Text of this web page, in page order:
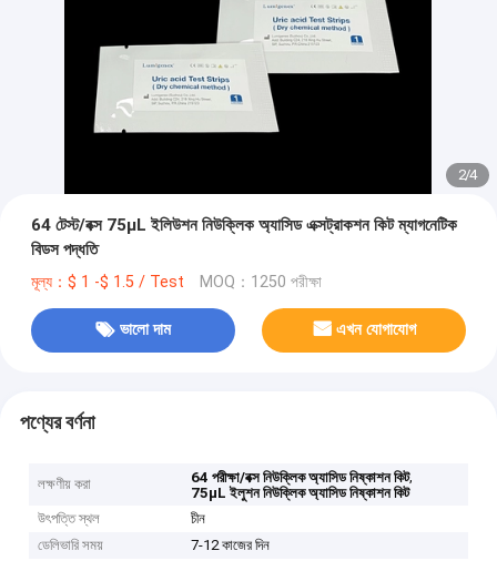
2/4
64 টেস্ট/বক্স 75μL ইলিউশন নিউক্লিক অ্যাসিড এক্সট্রাকশন কিট ম্যাগনেটিক
বিডস পদ্ধতি
মূল্য：$ 1 -$ 1.5 / Test MOQ：1250 পরীক্ষা
ভালো দাম এখন যোগাযোগ
পণ্যের বর্ণনা
লক্ষণীয় করা 64 পরীক্ষা/বক্স নিউক্লিক অ্যাসিড নিষ্কাশন কিট,
75μL ইলুশন নিউক্লিক অ্যাসিড নিষ্কাশন কিট
উৎপত্তি স্থল
চীন
ডেলিভারি সময়
7-12 কাজের দিন